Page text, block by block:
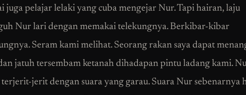
juga pelajar lelaki yang cuba mengejar Nur. Tapi hairan, laju
Nur lari dengan memakai telekungnya. Berkibar-kibar
Seram kami melihat. Seorang rakan saya dapat
jatuh tersembam ketanah dihadapan pintu ladang kami.
jerit dengan suara yang garau. Suara Nur sebenarnya